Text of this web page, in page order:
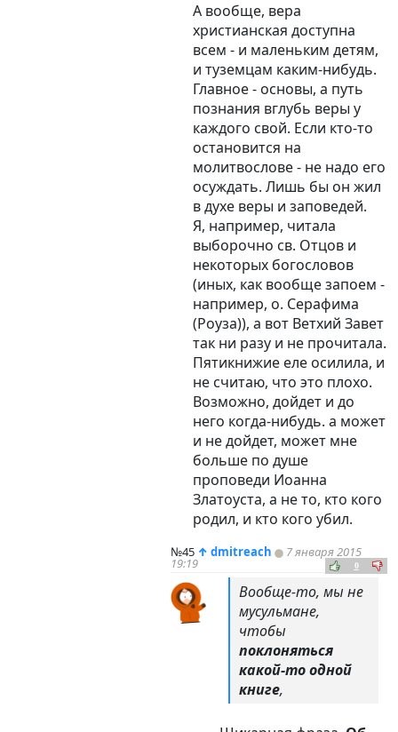
А вообще, вера
христианская доступна
всем - и маленьким детям,
и туземцам каким-нибудь.
Главное - основы, а путь
познания вглубь веры у
каждого свой. Если кто-то
остановится на
молитвослове - не надо его
осуждать. Лишь бы он жил
в духе веры и заповедей.
Я, например, читала
выборочно св. Отцов и
некоторых богословов
(иных, как вообще запоем -
например, о. Серафима
(Роуза)), а вот Ветхий Завет
так ни разу и не прочитала.
Пятикнижие еле осилила, и
не считаю, что это плохо.
Возможно, дойдет и до
него когда-нибудь. а может
и не дойдет, может мне
больше по душе
проповеди Иоанна
Златоуста, а не то, кто кого
родил, и кто кого убил.
№45 ↑ dmitreach 7 января 2015
19:19 0
Вообще-то, мы не
мусульмане,
чтобы
поклоняться
какой-то одной
книге,